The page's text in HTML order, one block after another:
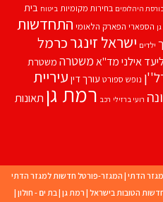
היהלומים בחירות מקומיות ביטוח בית
הספארי הפארק הלאומי התחדשות
ילדים ישראל זינגרכרמל
אילנימד''אמשטרה משטרת
נופש ספורט עורך דין עיריית
רועי ברזילי רכב רמת גן תאונות
הדתי | המגזר-פורטל חדשות למגזר הדתי
הטובות בישראל | רמת גן |בת ים - חולון |